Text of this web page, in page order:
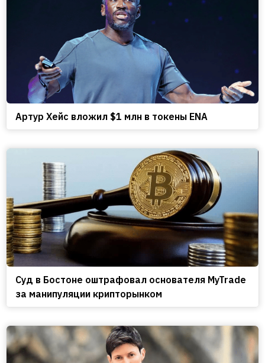
Артур Хейс вложил $1 млн в токены ENA
Cуд в Бостоне оштрафовал основателя MyTrade
за манипуляции крипторынком